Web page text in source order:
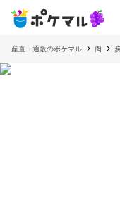
産直・通販のポケマル 肉